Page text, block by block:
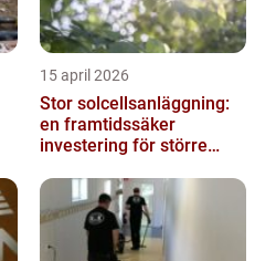
15 april 2026
Stor solcellsanläggning:
en framtidssäker
investering för större